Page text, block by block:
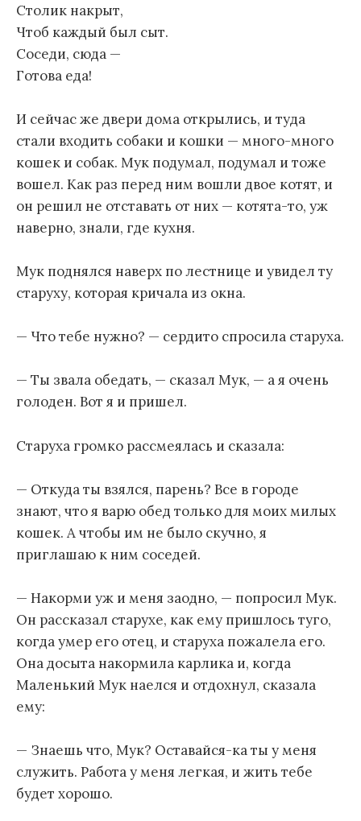
Столик накрыт,
Чтоб каждый был сыт.
Соседи, сюда —
Готова еда!
И сейчас же двери дома открылись, и туда
стали входить собаки и кошки — много-много
кошек и собак. Мук подумал, подумал и тоже
вошел. Как раз перед ним вошли двое котят, и
он решил не отставать от них — котята-то, уж
наверно, знали, где кухня.
Мук поднялся наверх по лестнице и увидел ту
старуху, которая кричала из окна.
— Что тебе нужно? — сердито спросила старуха.
— Ты звала обедать, — сказал Мук, — а я очень
голоден. Вот я и пришел.
Старуха громко рассмеялась и сказала:
— Откуда ты взялся, парень? Все в городе
знают, что я варю обед только для моих милых
кошек. А чтобы им не было скучно, я
приглашаю к ним соседей.
— Накорми уж и меня заодно, — попросил Мук.
Он рассказал старухе, как ему пришлось туго,
когда умер его отец, и старуха пожалела его.
Она досыта накормила карлика и, когда
Маленький Мук наелся и отдохнул, сказала
ему:
— Знаешь что, Мук? Оставайся-ка ты у меня
служить. Работа у меня легкая, и жить тебе
будет хорошо.